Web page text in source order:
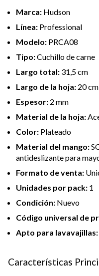
Marca: Hudson
Línea: Professional
Modelo: PRCA08
Tipo:Cuchillo de carne
Largo total: 31,5 cm
Largo de la hoja: 20 cm
Espesor: 2 mm
Material de la hoja:
Color: Plateado
Material del mango:
antideslizante para
Formato de venta:
Unidades por pack: 1
Condición: Nuevo
Código universal de
Apto para lavavajillas:
Características